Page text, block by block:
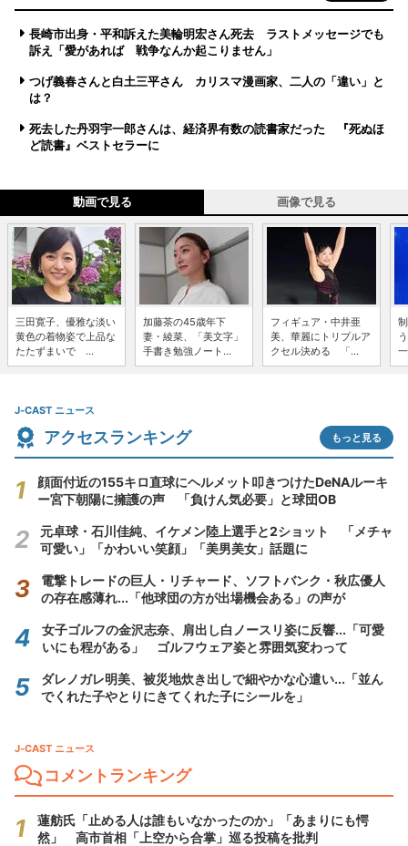
長崎市出身・平和訴えた美輪明宏さん死去 ラストメッセージでも
訴え「愛があれば 戦争なんか起こりません」
つげ義春さんと白土三平さん カリスマ漫画家、二人の「違い」と
は？
死去した丹羽宇一郎さんは、経済界有数の読書家だった 『死ぬほ
ど読書』ベストセラーに
動画で見る 画像で見る
三田寛子、優雅な淡い
黄色の着物姿で上品な
たたずまいで ...
加藤茶の45歳年下
妻・綾菜、「美文字」
手書き勉強ノート...
フィギュア・中井亜
美、華麗にトリプルア
クセル決める 「...
J-CAST ニュース
アクセスランキング もっと見る
顔面付近の155キロ直球にヘルメット叩きつけたDeNAルーキ
ー宮下朝陽に擁護の声 「負けん気必要」と球団OB
元卓球・石川佳純、イケメン陸上選手と2ショット 「メチャ
可愛い」「かわいい笑顔」「美男美女」話題に
電撃トレードの巨人・リチャード、ソフトバンク・秋広優人
の存在感薄れ...「他球団の方が出場機会ある」の声が
女子ゴルフの金沢志奈、肩出し白ノースリ姿に反響...「可愛
いにも程がある」 ゴルフウェア姿と雰囲気変わって
ダレノガレ明美、被災地炊き出しで細やかな心遣い...「並ん
でくれた子やとりにきてくれた子にシールを」
J-CAST ニュース
コメントランキング
蓮舫氏「止める人は誰もいなかったのか」「あまりにも愕
然」 高市首相「上空から合掌」巡る投稿を批判